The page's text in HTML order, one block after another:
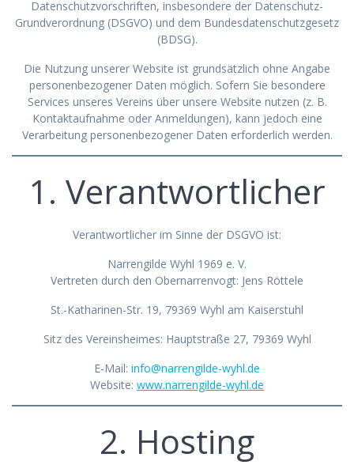
Datenschutzvorschriften, insbesondere der Datenschutz-
Grundverordnung (DSGVO) und dem Bundesdatenschutzgesetz
(BDSG).
Die Nutzung unserer Website ist grundsätzlich ohne Angabe
personenbezogener Daten möglich. Sofern Sie besondere
Services unseres Vereins über unsere Website nutzen (z. B.
Kontaktaufnahme oder Anmeldungen), kann jedoch eine
Verarbeitung personenbezogener Daten erforderlich werden.
1. Verantwortlicher
Verantwortlicher im Sinne der DSGVO ist:
Narrengilde Wyhl 1969 e. V.
Vertreten durch den Obernarrenvogt: Jens Röttele
St.-Katharinen-Str. 19, 79369 Wyhl am Kaiserstuhl
Sitz des Vereinsheimes: Hauptstraße 27, 79369 Wyhl
E-Mail: info@narrengilde-wyhl.de
Website: www.narrengilde-wyhl.de
2. Hosting